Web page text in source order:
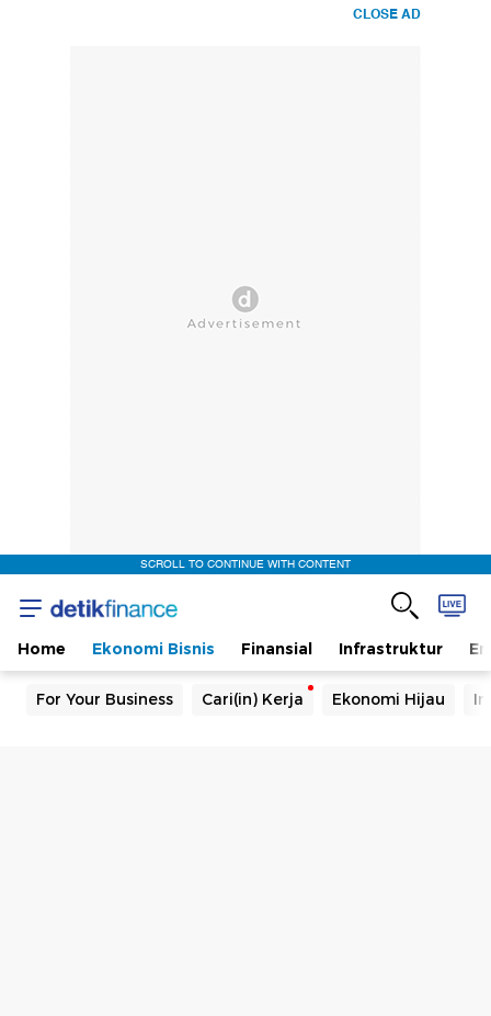
CLOSE AD
SCROLL TO CONTINUE WITH CONTENT
Home Ekonomi Bisnis Finansial Infrastruktur
For Your Business Cari(in) Kerja Ekonomi Hijau